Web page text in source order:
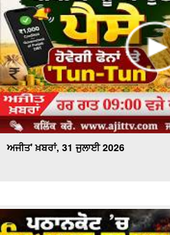
ਅਜੀਤ' ਖ਼ਬਰਾਂ, 31 ਜੁਲਾਈ 2026